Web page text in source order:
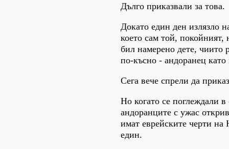
Дълго приказвали за това.
Докато един ден излязло
което сам той, покойният,
бил намерено дете, чиито
по-късно - андоранец
Сега вече спрели да
Но когато се поглеждали в
андоранците с ужас
имат еврейските черти
един.